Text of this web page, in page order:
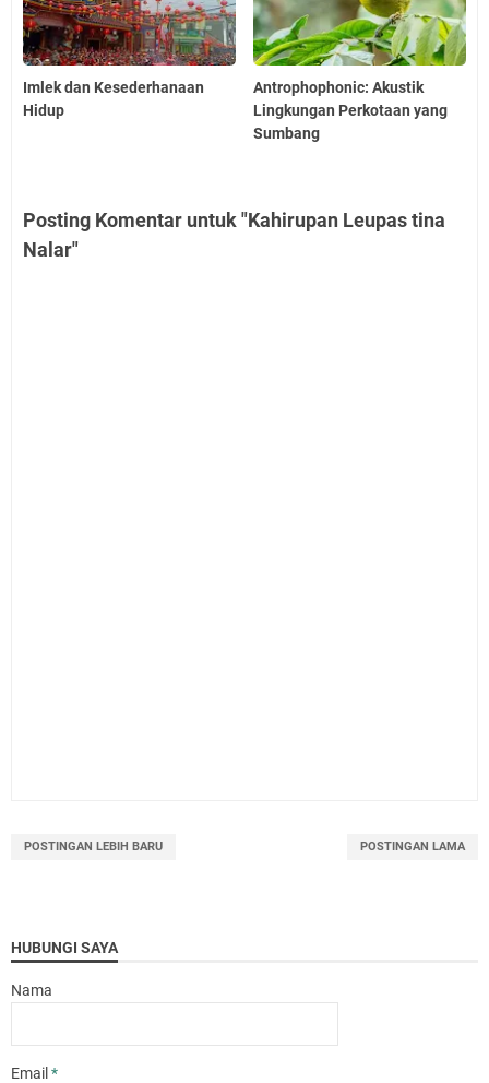
Imlek dan Kesederhanaan
Hidup
Antrophophonic: Akustik
Lingkungan Perkotaan yang
Sumbang
Posting Komentar untuk "Kahirupan Leupas tina
Nalar"
POSTINGAN LEBIH BARU POSTINGAN LAMA
HUBUNGI SAYA
Nama
Email*